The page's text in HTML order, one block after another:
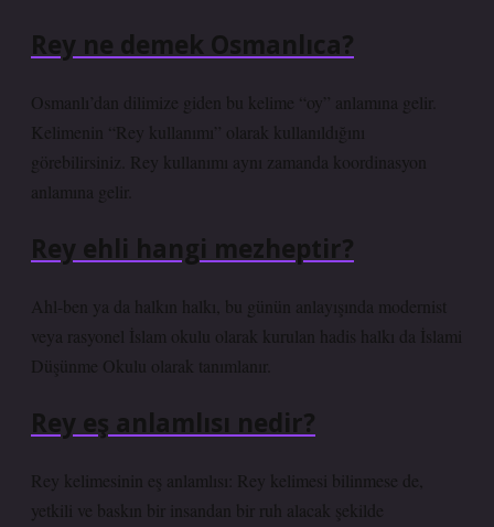
Rey ne demek Osmanlıca?
Osmanlı’dan dilimize giden bu kelime “oy” anlamına gelir.
Kelimenin “Rey kullanımı” olarak kullanıldığını
görebilirsiniz. Rey kullanımı aynı zamanda koordinasyon
anlamına gelir.
Rey ehli hangi mezheptir?
Ahl-ben ya da halkın halkı, bu günün anlayışında modernist
veya rasyonel İslam okulu olarak kurulan hadis halkı da İslami
Düşünme Okulu olarak tanımlanır.
Rey eş anlamlısı nedir?
Rey kelimesinin eş anlamlısı: Rey kelimesi bilinmese de,
yetkili ve baskın bir insandan bir ruh alacak şekilde